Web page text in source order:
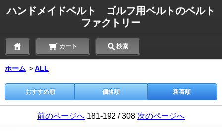
ハンドメイドベルト ゴルフ用ベルトのベルト
ファクトリー
カート 検索
ホーム ＞ALL
おすすめ順 価格順 新着順
前のページへ 181-192 / 308 次のページへ